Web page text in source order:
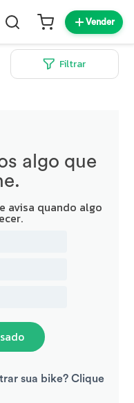
Vender
Filtrar
algo que
avisa quando algo
sua bike? Clique